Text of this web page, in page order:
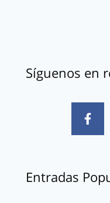
Síguenos en
Entradas